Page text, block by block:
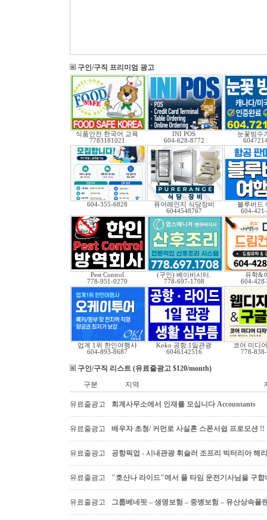
구인/구직 프리미엄 광고
식품안전 한국어 교육
7783181021
INI POS
604-628-8772
눈꽃빙수
604-355-6828
퓨어레인지 식당장비
6044548767
블루버드
604-
Pest Control
778-951-0270
(구인) 베이비시터.
778-697-1708
유학&
604-
업계 1위 한인여행사
604-893-8687
Koko 공항.1일관광
6046142516
코어 미디
778-
구인/구직 리스트 (유료줄광고 $120/month)
구분
지역
유료줄광고 회계사무소에서 인재를 모십니다 Accountants
유료줄광고 배우자 초청/ 커먼로 사실혼 스폰서쉽 프로모션 !!
유료줄광고 공항픽업 - 시내관광 휘슬러 조프리 빅터리아 해
유료줄광고 "호산나 라이드"에서 풀 타임 운전기사님을 구합
유료줄광고 그룹베네핏 – 생명보험 – 중병보험 – 유산상속플